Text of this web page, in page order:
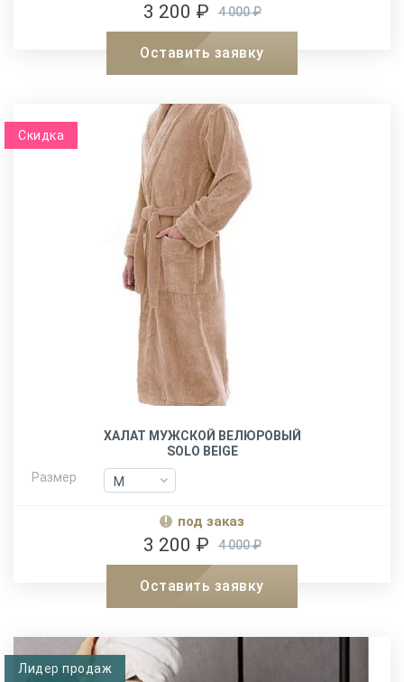
4 000 ₽
3 200 ₽
Оставить заявку
Скидка
ХАЛАТ МУЖСКОЙ ВЕЛЮРОВЫЙ
SOLO BEIGE
Размер
M
M
под заказ
4 000 ₽
3 200 ₽
Оставить заявку
Лидер продаж